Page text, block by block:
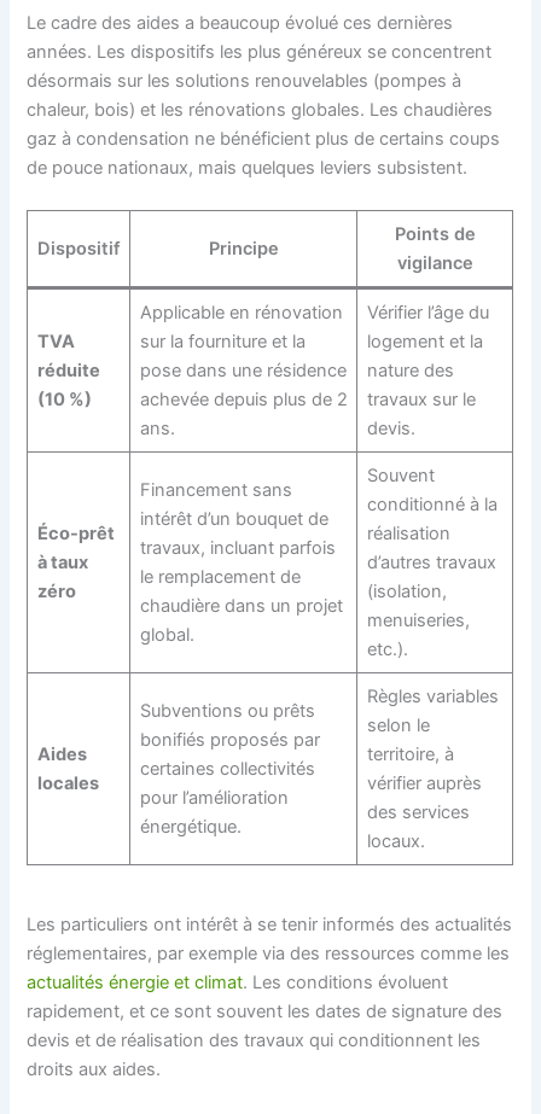
Le cadre des aides a beaucoup évolué ces dernières
années. Les dispositifs les plus généreux se concentrent
désormais sur les solutions renouvelables (pompes à
chaleur, bois) et les rénovations globales. Les chaudières
gaz à condensation ne bénéficient plus de certains coups
de pouce nationaux, mais quelques leviers subsistent.
Dispositif Principe
Points de
vigilance
TVA
réduite
(10 %)
Applicable en rénovation
sur la fourniture et la
pose dans une résidence
achevée depuis plus de 2
ans.
Vérifier l’âge du
logement et la
nature des
travaux sur le
devis.
Éco-prêt
à taux
zéro
Financement sans
intérêt d’un bouquet de
travaux, incluant parfois
le remplacement de
chaudière dans un projet
global.
Souvent
conditionné à la
réalisation
d’autres travaux
(isolation,
menuiseries,
etc.).
Aides
locales
Subventions ou prêts
bonifiés proposés par
certaines collectivités
pour l’amélioration
énergétique.
Règles variables
selon le
territoire, à
vérifier auprès
des services
locaux.
Les particuliers ont intérêt à se tenir informés des actualités
réglementaires, par exemple via des ressources comme les
actualités énergie et climat. Les conditions évoluent
rapidement, et ce sont souvent les dates de signature des
devis et de réalisation des travaux qui conditionnent les
droits aux aides.